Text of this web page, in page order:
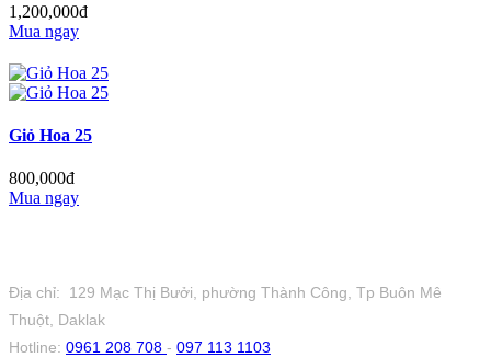
1,200,000đ
Mua ngay
Giỏ Hoa 25
800,000đ
Mua ngay
Địa chỉ: 129 Mạc Thị Bưởi, phường Thành Công, Tp Buôn Mê
Thuột, Daklak
Hotline: 0961 208 708 - 097 113 1103